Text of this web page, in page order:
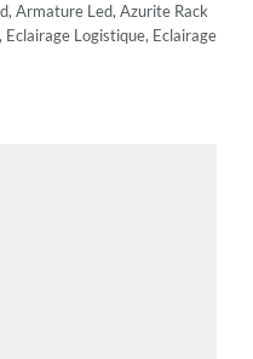
, Armature Led, Azurite Rack
, Eclairage Logistique, Eclairage